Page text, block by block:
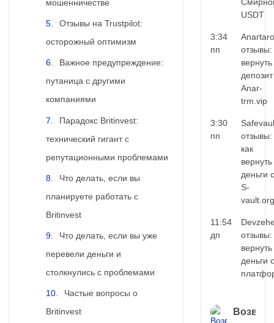
мошенничестве
Отзывы на Trustpilot:
осторожный оптимизм
Важное предупреждение:
путаница с другими
компаниями
Парадокс Britinvest:
технический гигант с
репутационными проблемами
Что делать, если вы
планируете работать с
Britinvest
Что делать, если вы уже
перевели деньги и
столкнулись с проблемами
Частые вопросы о
Britinvest
USDT
3:34
пп
отзывы:
вернуть
Anar-
trm.vip
3:30
пп
отзывы:
как
вернуть
деньги с
S-
vault.org
11:54
дп
отзывы:
вернуть
деньги с